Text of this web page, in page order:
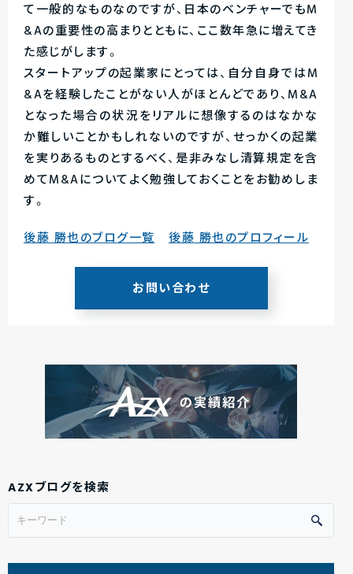
て一般的なものなのですが、日本のベンチャーでもM
&Aの重要性の高まりとともに、ここ数年急に増えてき
た感じがします。
スタートアップの起業家にとっては、自分自身ではM
&Aを経験したことがない人がほとんどであり、M&A
となった場合の状況をリアルに想像するのはなかな
か難しいことかもしれないのですが、せっかくの起業
を実りあるものとするべく、是非みなし清算規定を含
めてM&Aについてよく勉強しておくことをお勧めしま
す。
後藤 勝也のブログ一覧
後藤 勝也のプロフィール
お問い合わせ
AZXブログを検索